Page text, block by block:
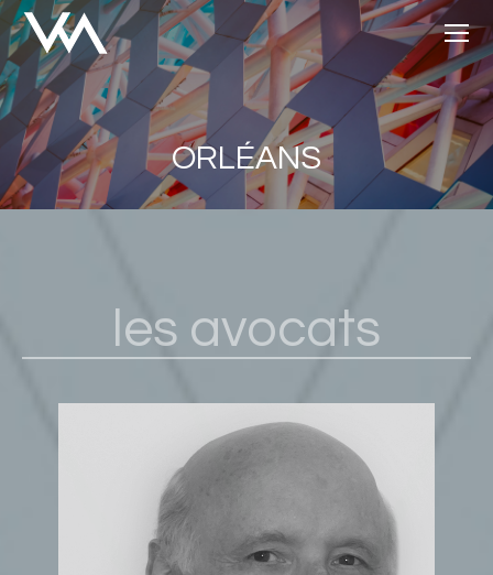
ORLÉANS
les avocats